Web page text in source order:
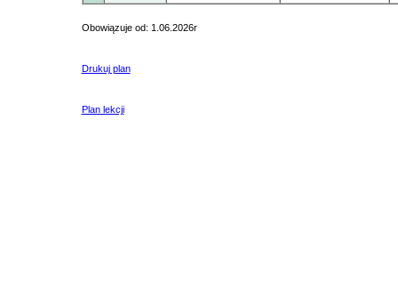
Obowiązuje od: 1.06.2026r
Drukuj plan
Plan lekcji